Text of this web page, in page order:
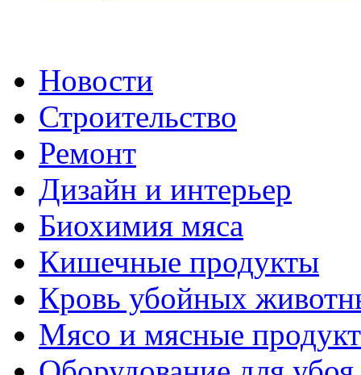
Новости
Строительство
Ремонт
Дизайн и интерьер
Биохимия мяса
Кишечные продукты
Кровь убойных
Мясо и мясные